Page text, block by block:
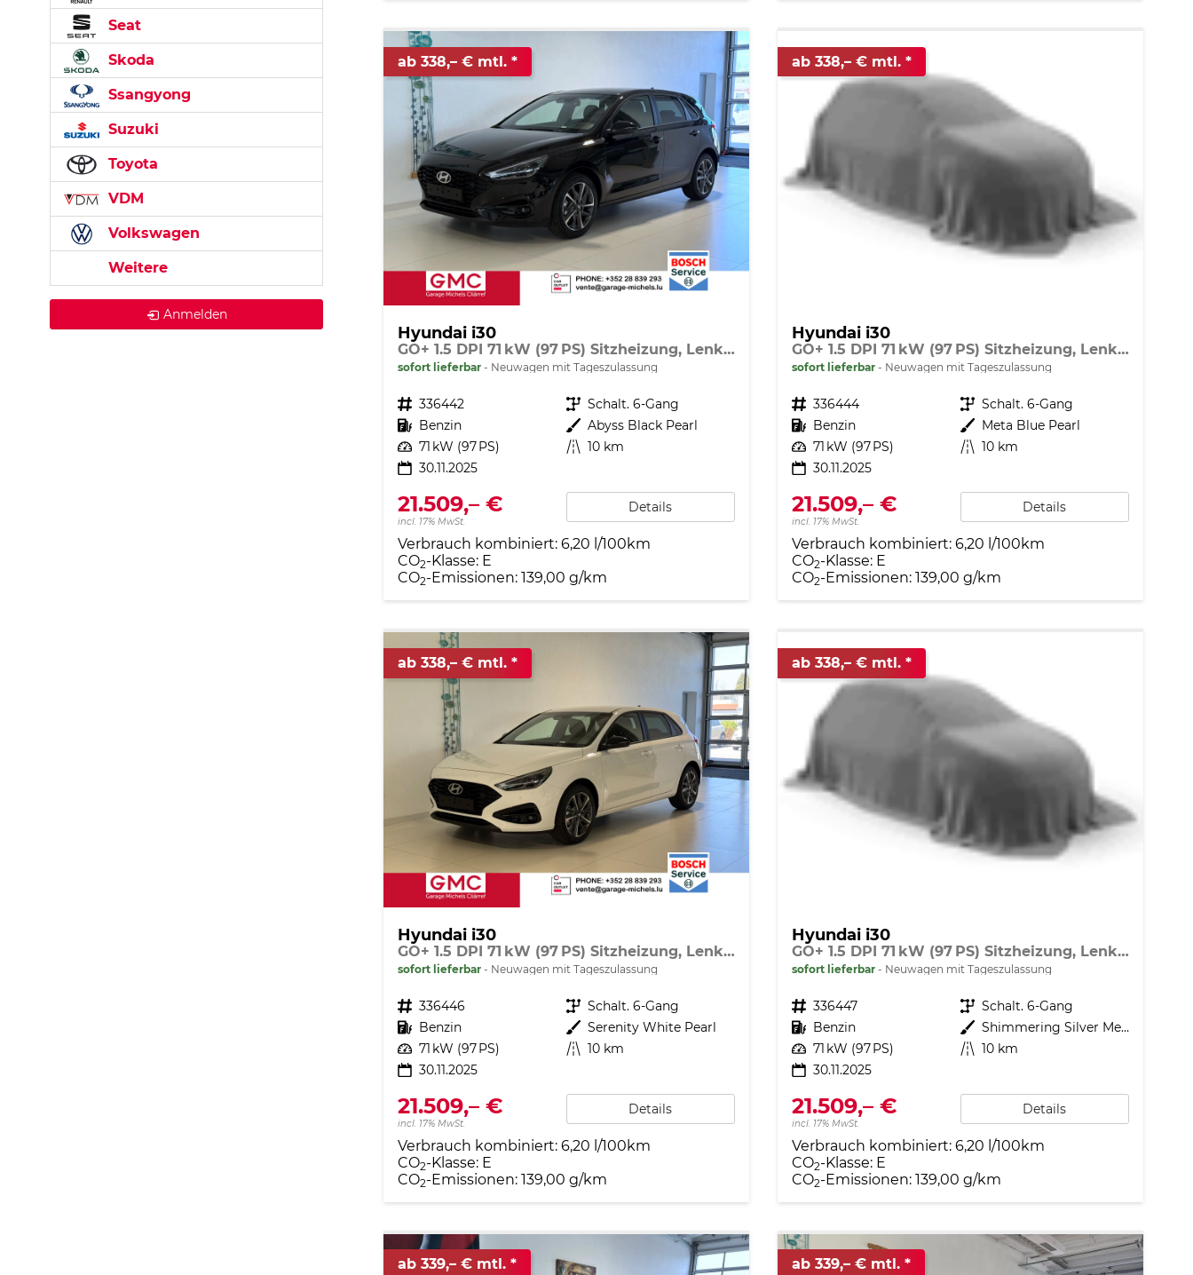
ab 338,– € mtl.
Hyundai i30
GO+ 1.5 DPI 71 kW (97 PS) Sitzheizung, Lenkradheizung, 2-Zonen-Klimaautomatik, Android Auto, Apple CarPlay, Navigationssystem, DAB, Indutkionsladen für Smartphones, 17 Zoll Leichtmetallfelgen, uvm.
sofort lieferbar Neuwagen mit Tageszulassung
Fahrzeugnr. 336442 Getriebe Schalt. 6-Gang
Kraftstoff Benzin Außenfarbe Abyss Black Pearl
Leistung 71 kW (97 PS) Kilometerstand 10 km
30.11.2025
21.509,– €
incl. 17% MwSt.
Details
Verbrauch kombiniert: 6,20 l/100km
CO2-Klasse: E
CO2-Emissionen: 139,00 g/km
ab 338,– € mtl.
Hyundai i30
GO+ 1.5 DPI 71 kW (97 PS) Sitzheizung, Lenkradheizung, 2-Zonen-Klimaautomatik, Android Auto, Apple CarPlay, Navigationssystem, DAB, Indutkionsladen für Smartphones, 17 Zoll Leichtmetallfelgen, uvm.
sofort lieferbar Neuwagen mit Tageszulassung
Fahrzeugnr. 336444 Getriebe Schalt. 6-Gang
Kraftstoff Benzin Außenfarbe Meta Blue Pearl
Leistung 71 kW (97 PS) Kilometerstand 10 km
30.11.2025
21.509,– €
incl. 17% MwSt.
Details
Verbrauch kombiniert: 6,20 l/100km
CO2-Klasse: E
CO2-Emissionen: 139,00 g/km
ab 338,– € mtl.
Hyundai i30
GO+ 1.5 DPI 71 kW (97 PS) Sitzheizung, Lenkradheizung, 2-Zonen-Klimaautomatik, Android Auto, Apple CarPlay, Navigationssystem, DAB, Indutkionsladen für Smartphones, 17 Zoll Leichtmetallfelgen, uvm.
sofort lieferbar Neuwagen mit Tageszulassung
Fahrzeugnr. 336446 Getriebe Schalt. 6-Gang
Kraftstoff Benzin Außenfarbe Serenity White Pearl
Leistung 71 kW (97 PS) Kilometerstand 10 km
30.11.2025
21.509,– €
incl. 17% MwSt.
Details
Verbrauch kombiniert: 6,20 l/100km
CO2-Klasse: E
CO2-Emissionen: 139,00 g/km
ab 338,– € mtl.
Hyundai i30
GO+ 1.5 DPI 71 kW (97 PS) Sitzheizung, Lenkradheizung, 2-Zonen-Klimaautomatik, Android Auto, Apple CarPlay, Navigationssystem, DAB, Indutkionsladen für Smartphones, 17 Zoll Leichtmetallfelgen, uvm.
sofort lieferbar Neuwagen mit Tageszulassung
Fahrzeugnr. 336447 Getriebe Schalt. 6-Gang
Kraftstoff Benzin Außenfarbe
Shimmering Silver Metallic
Leistung 71 kW (97 PS) Kilometerstand 10 km
30.11.2025
21.509,– €
incl. 17% MwSt.
Details
Verbrauch kombiniert: 6,20 l/100km
CO2-Klasse: E
CO2-Emissionen: 139,00 g/km
ab 339,– € mtl. ab 339,– € mtl.
Seat
Skoda
Ssangyong
Suzuki
Toyota
VDM
Volkswagen
Weitere
Anmelden